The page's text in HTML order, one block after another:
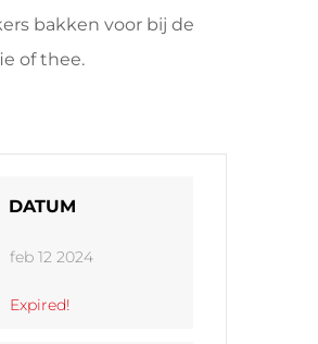
bakken voor bij de
of thee.
DATUM
feb 12 2024
Expired!